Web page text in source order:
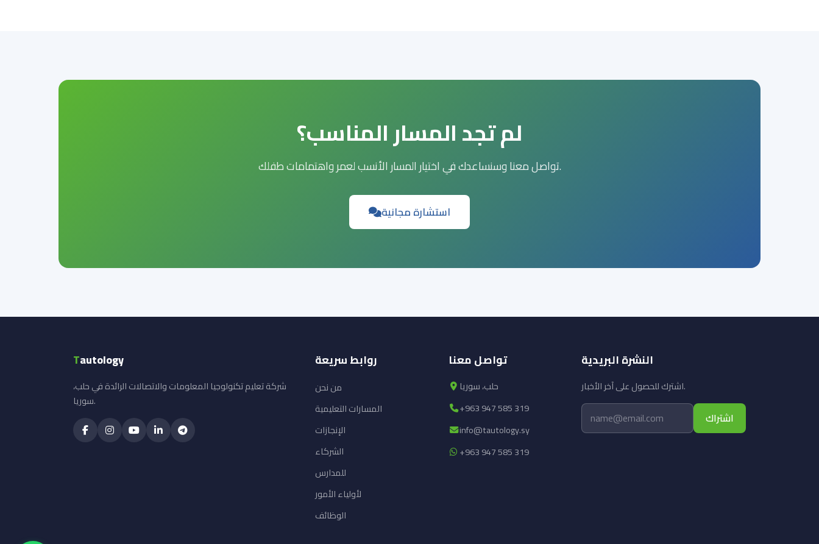
لم تجد المسار المناسب؟
تواصل معنا وسنساعدك في اختيار المسار الأنسب لعمر واهتمامات طفلك.
استشارة مجانية
Tautology
شركة تعليم تكنولوجيا المعلومات والاتصالات الرائدة في حلب،
سوريا.
روابط سريعة
من نحن
المسارات التعليمية
الإنجازات
الشركاء
للمدارس
لأولياء الأمور
الوظائف
تواصل معنا
حلب، سوريا
+963 947 585 319
info@tautology.sy
+963 947 585 319
النشرة البريدية
اشترك للحصول على آخر الأخبار.
اشتراك